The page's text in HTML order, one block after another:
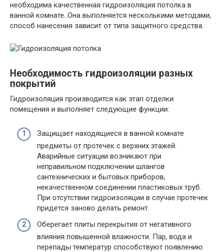
необходима качественная гидроизоляция потолка в
ванной комнате. Она выполняется несколькими методами,
способ нанесения зависит от типа защитного средства.
Необходимость гидроизоляции разных
покрытий
Гидроизоляция производится как этап отделки
помещения и выполняет следующие функции:
Защищает находящиеся в ванной комнате
предметы от протечек с верхних этажей.
Аварийные ситуации возникают при
неправильном подключении шлангов
сантехнических и бытовых приборов,
некачественном соединении пластиковых труб.
При отсутствии гидроизоляции в случае протечек
придется заново делать ремонт.
Оберегает плиты перекрытия от негативного
влияния повышенной влажности. Пар, вода и
перепады температур способствуют появлению